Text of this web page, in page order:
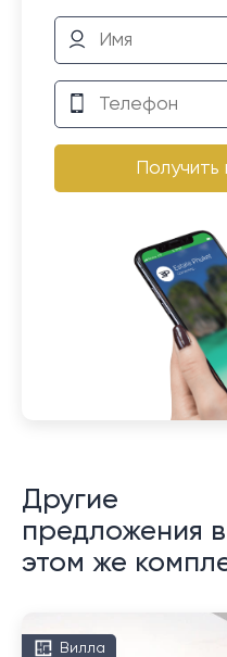
Получить
Другие
предложения в
этом же
Вилла